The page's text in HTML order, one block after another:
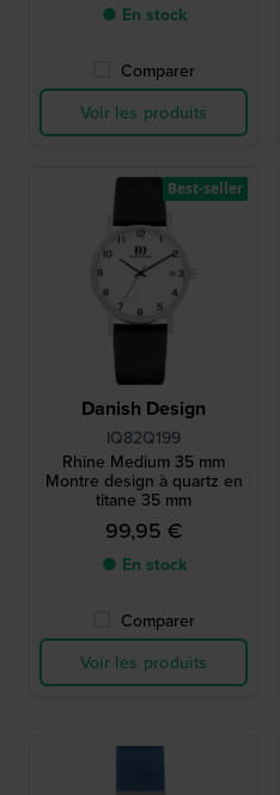
● En stock
Comparer
Voir les produits
Danish Design
IQ82Q199
Rhine Medium 35 mm
Montre design à quartz en
titane 35 mm
99,95 €
● En stock
Comparer
Voir les produits
Best-seller